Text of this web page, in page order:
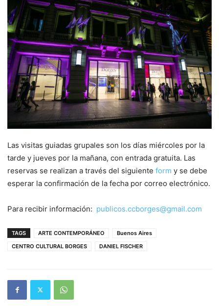
Las visitas guiadas grupales son los días miércoles por la
tarde y jueves por la mañana, con entrada gratuita. Las
reservas se realizan a través del siguiente form y se debe
esperar la confirmación de la fecha por correo electrónico.
Para recibir información: publicos.ccborges@gmail.com
TAGS ARTE CONTEMPORÁNEO
Buenos Aires
CENTRO CULTURAL BORGES
DANIEL FISCHER